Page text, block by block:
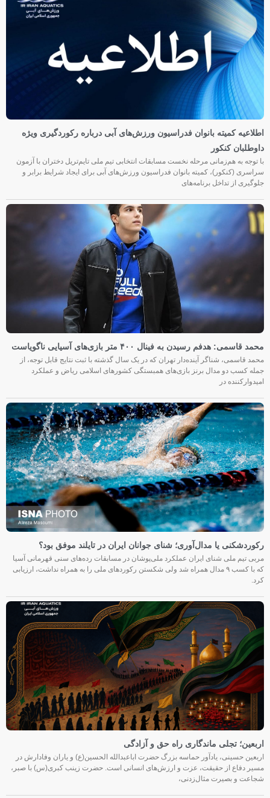
اطلاعیه کمیته بانوان فدراسیون ورزش‌های آبی درباره رکوردگیری ویژه
داوطلبان کنکور
با توجه به هم‌زمانی مرحله نخست مسابقات انتخابی تیم ملی تایم‌تریل دختران با آزمون
سراسری (کنکور)، کمیته بانوان فدراسیون ورزش‌های آبی برای ایجاد شرایط برابر و
جلوگیری از تداخل برنامه‌های
محمد قاسمی: هدفم رسیدن به فینال ۴۰۰ متر بازی‌های آسیایی ناگویاست
محمد قاسمی، شناگر آینده‌دار تهران که در یک سال گذشته با ثبت نتایج قابل توجه، از
جمله کسب دو مدال برنز بازی‌های همبستگی کشورهای اسلامی ریاض و عملکرد
امیدوارکننده در
رکوردشکنی یا مدال‌آوری؛ شنای جوانان ایران در تایلند موفق بود؟
مربی تیم ملی شنای ایران عملکرد ملی‌پوشان در مسابقات رده‌های سنی قهرمانی آسیا
که با کسب ۹ مدال همراه شد ولی شکستن رکوردهای ملی را به همراه نداشت، ارزیابی
کرد.
اربعین؛ تجلی ماندگاری راه حق و آزادگی
اربعین حسینی، یادآور حماسه بزرگ حضرت اباعبدالله الحسین(ع) و یاران وفادارش در
مسیر دفاع از حقیقت، عزت و ارزش‌های انسانی است. حضرت زینب کبری(س) با صبر،
شجاعت و بصیرت مثال‌زدنی،